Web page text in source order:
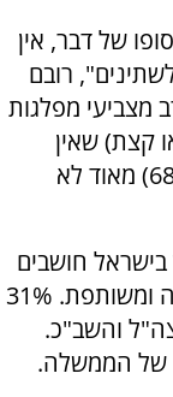
של דבר, אין
רובם
מצביעי מפלגות
או קצת) שאין
תחליף להסדר שלום. רוב גדול מהם (68%) מאוד לא
44% מהציבור בישראל חושבים
כי לממשלה לצה"ל ולשב"כ אחריות שווה ומשותפת. 31%
והשב"כ.